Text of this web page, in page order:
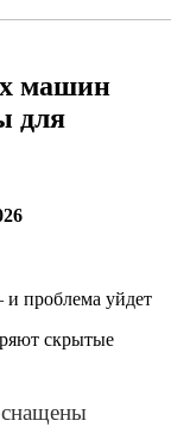
машин
для
проблема уйдет